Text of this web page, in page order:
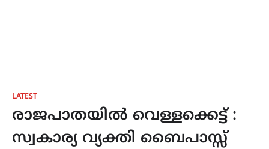
LATEST
രാജപാതയിൽ വെള്ളക്കെട്ട് :
സ്വകാര്യ വ്യക്തി ബൈപാസ്സ്